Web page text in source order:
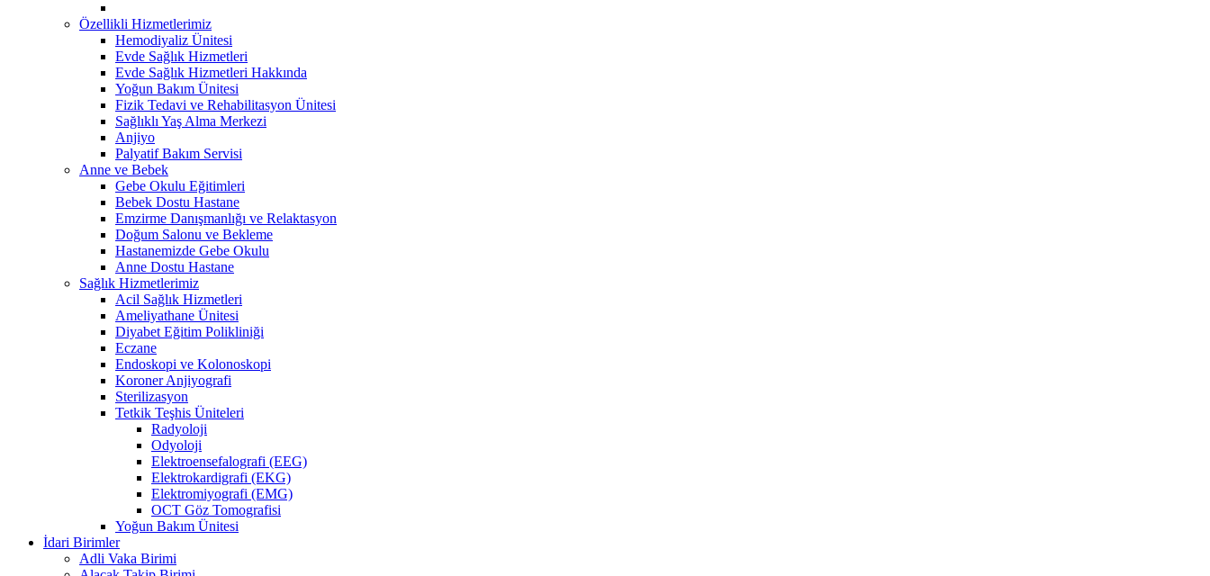
Özellikli Hizmetlerimiz
Hemodiyaliz Ünitesi
Evde Sağlık Hizmetleri
Evde Sağlık Hizmetleri Hakkında
Yoğun Bakım Ünitesi
Fizik Tedavi ve Rehabilitasyon Ünitesi
Sağlıklı Yaş Alma Merkezi
Anjiyo
Palyatif Bakım Servisi
Anne ve Bebek
Gebe Okulu Eğitimleri
Bebek Dostu Hastane
Emzirme Danışmanlığı ve Relaktasyon
Doğum Salonu ve Bekleme
Hastanemizde Gebe Okulu
Anne Dostu Hastane
Sağlık Hizmetlerimiz
Acil Sağlık Hizmetleri
Ameliyathane Ünitesi
Diyabet Eğitim Polikliniği
Eczane
Endoskopi ve Kolonoskopi
Koroner Anjiyografi
Sterilizasyon
Tetkik Teşhis Üniteleri
Radyoloji
Odyoloji
Elektroensefalografi (EEG)
Elektrokardigrafi (EKG)
Elektromiyografi (EMG)
OCT Göz Tomografisi
Yoğun Bakım Ünitesi
İdari Birimler
Adli Vaka Birimi